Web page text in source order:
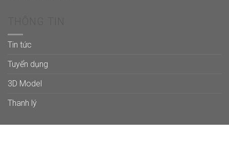
Tin tức
Tuyển dụng
3D Model
Thanh lý